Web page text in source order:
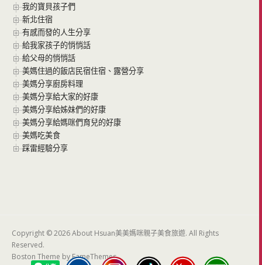
我的寶貝孩子們
新北住宿
有感而發的人生分享
給我家孩子的悄悄話
給父母的悄悄話
美媽住過的飯店民宿住宿、露營分享
美媽分享廚房料理
美媽分享給大家的好康
美媽分享給姊妹們的好康
美媽分享給媽咪們育兒的好康
美媽吃美食
踩雷經驗分享
Copyright © 2026 About Hsuan美美媽咪親子美食旅遊. All Rights
Reserved.
Boston Theme byFameThemes